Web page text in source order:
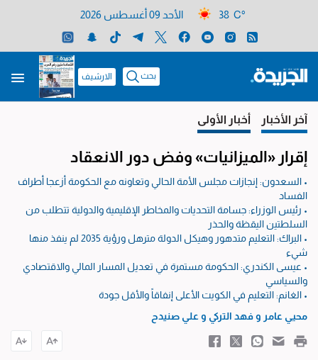
38 C° الأحد 09 أغسطس 2026
بحث الارشيف
آخر الأخبار أخبار الأولى
إقرار «الميزانيات» وفض دور الانعقاد
• السعدون: إنجازات مجلس الأمة الحالي وتعاونه مع الحكومة أزعجا أطراف
الفساد
• رئيس الوزراء: جسامة التحديات والمخاطر الإقليمية والدولية تتطلب من
السلطتين اليقظة والحذر
• البراك: التعليم متدهور وهيكل الدولة مترهل ورؤية 2035 لم ينفذ منها
شيء
• عيسى الكندري: الحكومة مستمرة في تعديل المسار المالي والاقتصادي
والسياسي
• الغانم: التعليم في الكويت الأعلى إنفاقاً والأقل جودة
محيي عامر وفهد التركي وعلي صنيدح